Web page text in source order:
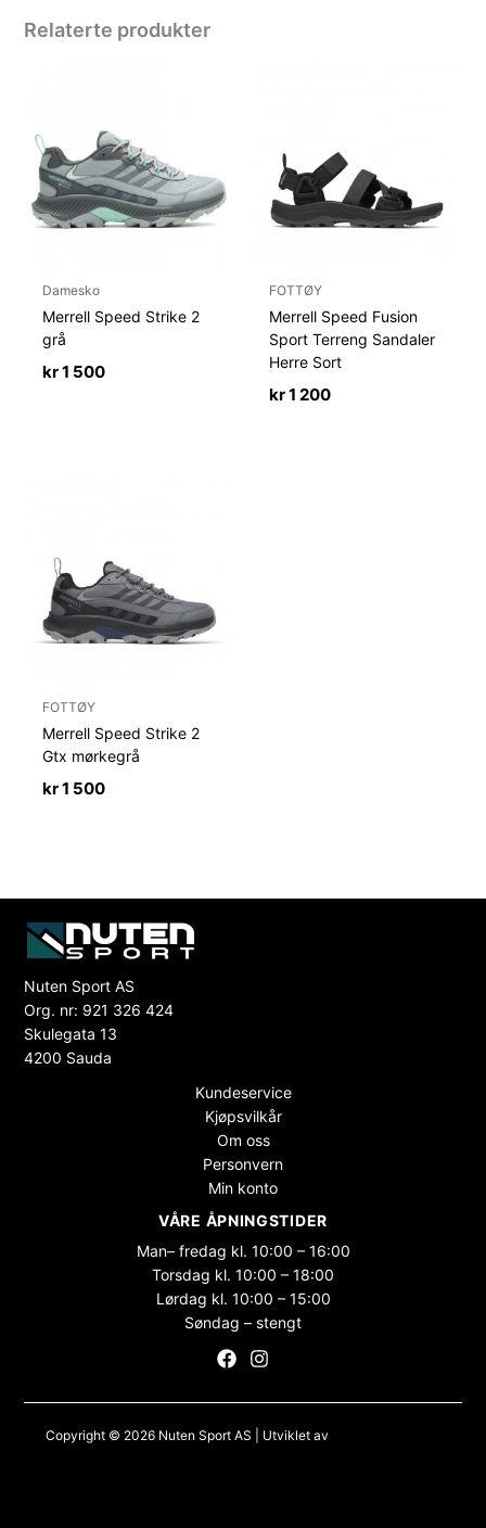
Relaterte produkter
Damesko
Merrell Speed Strike 2
grå
kr1 500
FOTTØY
Merrell Speed Fusion
Sport Terreng Sandaler
Herre Sort
kr1 200
FOTTØY
Merrell Speed Strike 2
Gtx mørkegrå
kr1 500
Nuten Sport AS
Org. nr: 921 326 424
Skulegata 13
4200 Sauda
Kundeservice
Kjøpsvilkår
Om oss
Personvern
Min konto
VÅRE ÅPNINGSTIDER
Man– fredag kl. 10:00 – 16:00
Torsdag kl. 10:00 – 18:00
Lørdag kl. 10:00 – 15:00
Søndag – stengt
Copyright © 2026 Nuten Sport AS | Utviklet av